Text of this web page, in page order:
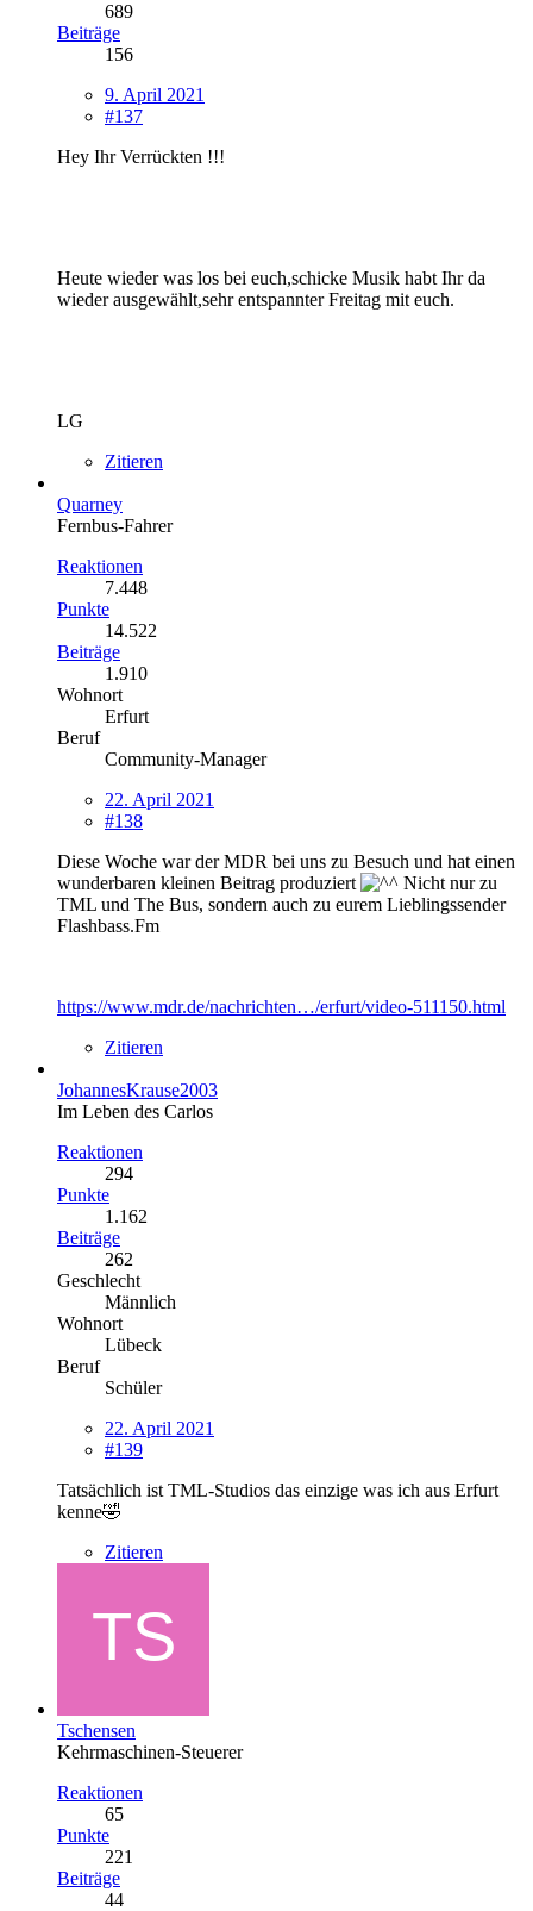
689
Beiträge
156
9. April 2021
#137
Hey Ihr Verrückten !!!
Heute wieder was los bei euch,schicke Musik habt Ihr da
wieder ausgewählt,sehr entspannter Freitag mit euch.
LG
Zitieren
Quarney
Fernbus-Fahrer
Reaktionen
7.448
Punkte
14.522
Beiträge
1.910
Wohnort
Erfurt
Beruf
Community-Manager
22. April 2021
#138
Diese Woche war der MDR bei uns zu Besuch und hat einen
wunderbaren kleinen Beitrag produziert
Nicht nur zu
TML und The Bus, sondern auch zu eurem Lieblingssender
Flashbass.Fm
https://www.mdr.de/nachrichten…/erfurt/video-511150.html
Zitieren
JohannesKrause2003
Im Leben des Carlos
Reaktionen
294
Punkte
1.162
Beiträge
262
Geschlecht
Männlich
Wohnort
Lübeck
Beruf
Schüler
22. April 2021
#139
Tatsächlich ist TML-Studios das einzige was ich aus Erfurt
kenne🤣
Zitieren
Tschensen
Kehrmaschinen-Steuerer
Reaktionen
65
Punkte
221
Beiträge
44